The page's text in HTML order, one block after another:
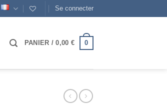
Se connecter
PANIER /0,00 € 0